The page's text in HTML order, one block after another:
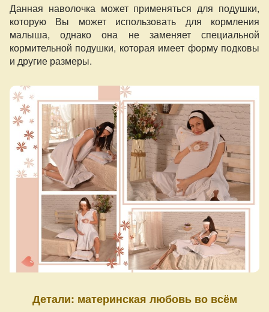
Данная наволочка может применяться для подушки,
которую Вы может использовать для кормления
малыша, однако она не заменяет специальной
кормительной подушки, которая имеет форму подковы
и другие размеры.
Детали: материнская любовь во всём